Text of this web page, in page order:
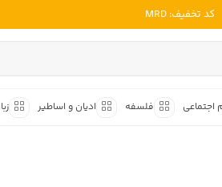
کد تخفیف: MRD
اجتماعی فلسفه ادیان و اساطیر